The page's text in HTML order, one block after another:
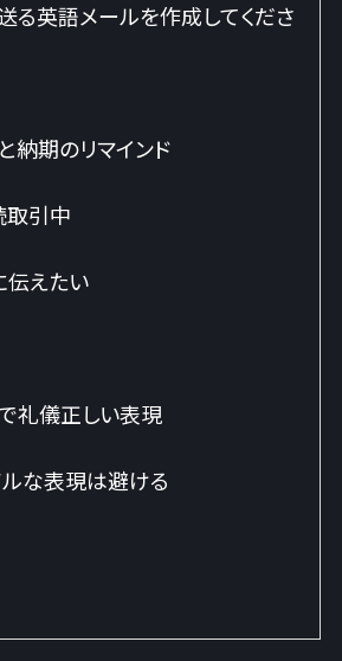
る英語メールを作成してくださ
納期のリマインド
取引中
伝えたい
礼儀正しい表現
ルな表現は避ける